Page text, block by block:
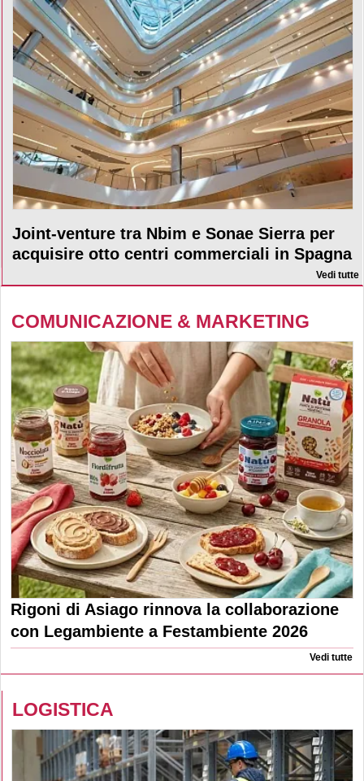
Joint-venture tra Nbim e Sonae Sierra per
acquisire otto centri commerciali in Spagna
Vedi tutte
COMUNICAZIONE & MARKETING
Rigoni di Asiago rinnova la collaborazione
con Legambiente a Festambiente 2026
Vedi tutte
LOGISTICA